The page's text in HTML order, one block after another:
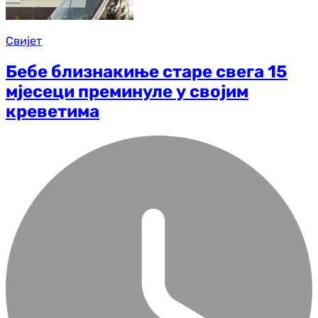
Свијет
Бебе близнакиње старе свега 15
мјесеци преминуле у својим
креветима